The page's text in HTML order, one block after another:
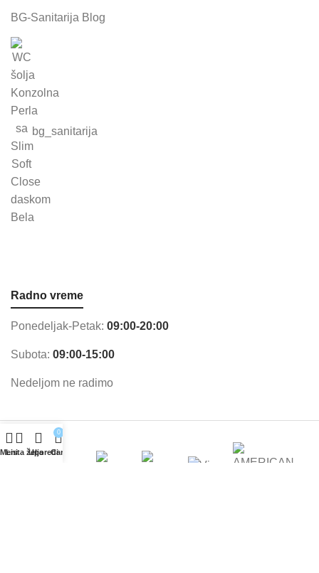
BG-Sanitarija Blog
bg_sanitarija
Radno vreme
Ponedeljak-Petak: 09:00-20:00
Subota: 09:00-15:00
Nedeljom ne radimo
Meni
Lista željaUporedi
0
Cart